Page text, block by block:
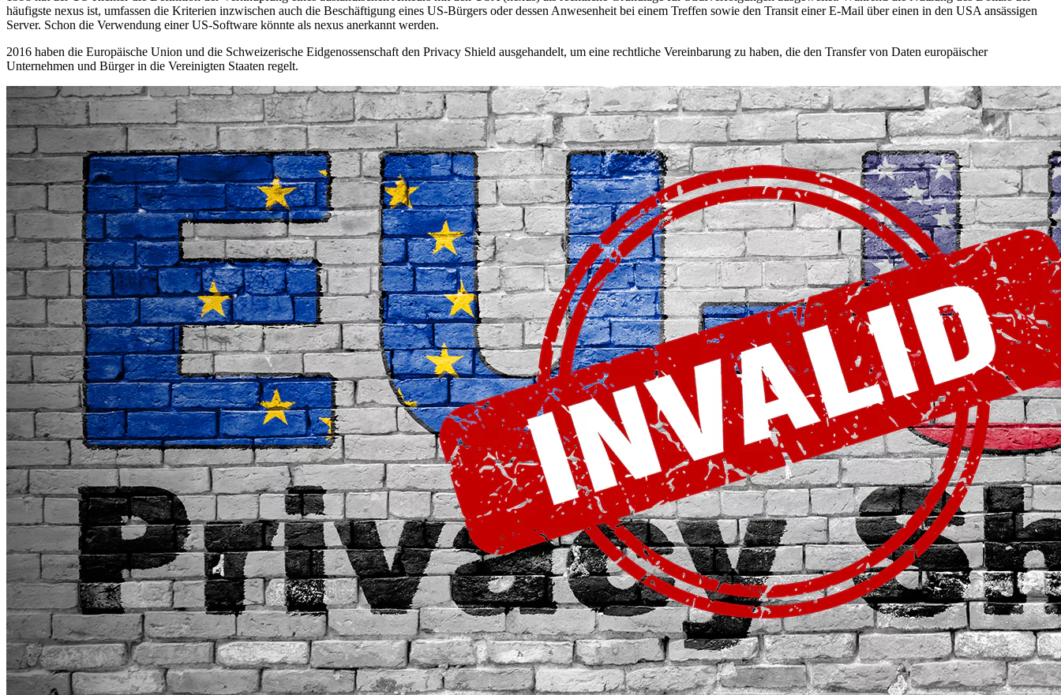
häufigste nexus ist, umfassen die Kriterien inzwischen auch die Beschäftigung eines US-Bürgers oder dessen Anwesenheit bei einem Treffen sowie den Transit einer E-Mail über einen in den USA ansässigen
Server. Schon die Verwendung einer US-Software könnte als nexus anerkannt werden.
2016 haben die Europäische Union und die Schweizerische Eidgenossenschaft den Privacy Shield ausgehandelt, um eine rechtliche Vereinbarung zu haben, die den Transfer von Daten europäischer
Unternehmen und Bürger in die Vereinigten Staaten regelt.